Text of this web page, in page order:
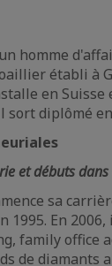
homme
établi à
en
il sort diplômé
et débuts
sa
1995. En
family office
de diamants